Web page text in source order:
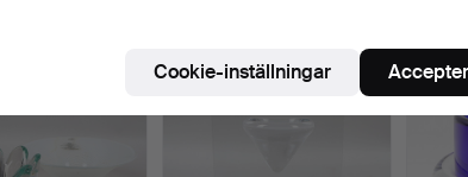
Cookie-inställningar